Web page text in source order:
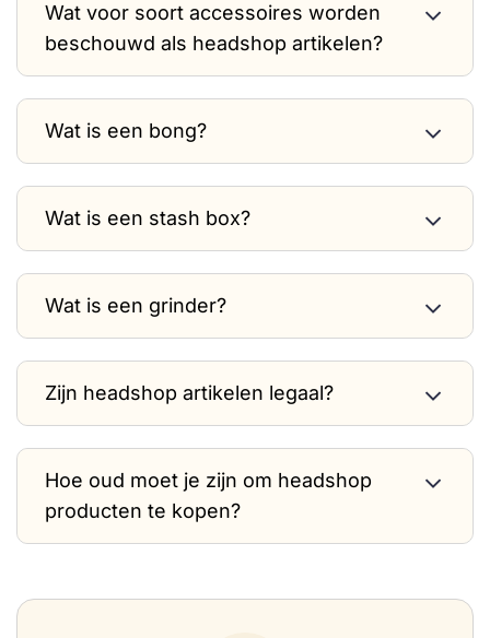
Wat voor soort accessoires worden
beschouwd als headshop artikelen?
Wat is een bong?
Wat is een stash box?
Wat is een grinder?
Zijn headshop artikelen legaal?
Hoe oud moet je zijn om headshop
producten te kopen?